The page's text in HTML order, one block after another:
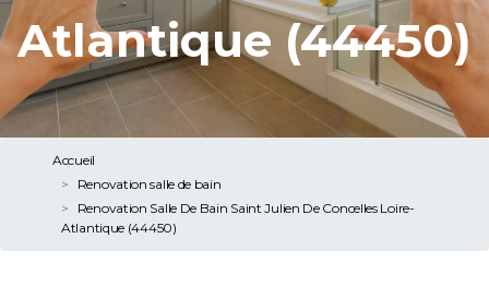
Atlantique (44450)
Accueil
Renovation salle de bain
Renovation Salle De Bain Saint Julien De Concelles Loire-
Atlantique (44450)